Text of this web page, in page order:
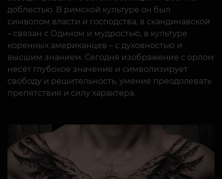
доблестью. В римской культуре он был
символом власти и господства, в скандинавской
– связан с Одином и мудростью, в культуре
коренных американцев – с духовностью и
высшим знанием. Сегодня изображение с орлом
несёт глубокое значение и символизирует
свободу и решительность, умение преодолевать
препятствия и силу характера.